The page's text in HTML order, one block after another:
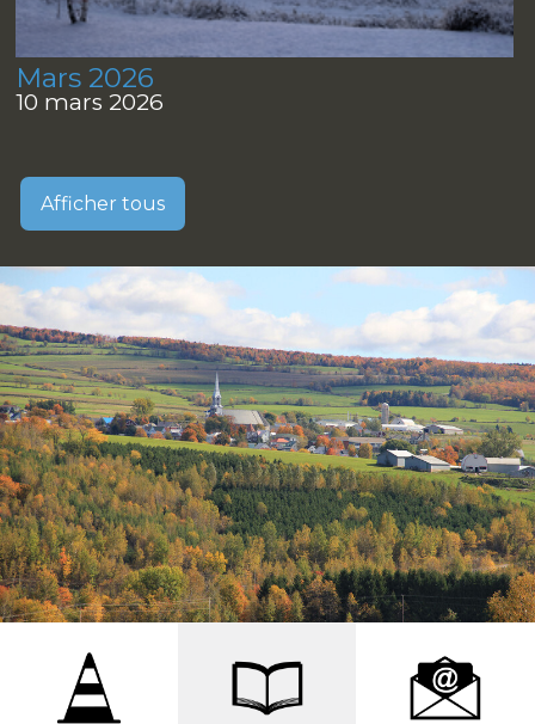
Mars 2026
10 mars 2026
Afficher tous